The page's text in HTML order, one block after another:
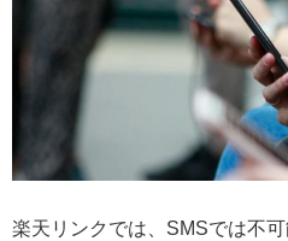
楽天リンクでは、SMSでは不